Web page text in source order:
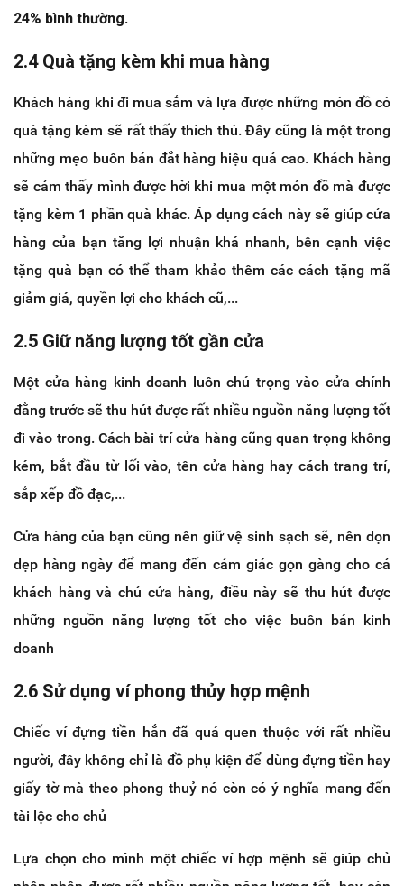
24% bình thường.
2.4 Quà tặng kèm khi mua hàng
Khách hàng khi đi mua sắm và lựa được những món đồ có
quà tặng kèm sẽ rất thấy thích thú. Đây cũng là một trong
những mẹo buôn bán đắt hàng hiệu quả cao. Khách hàng
sẽ cảm thấy mình được hời khi mua một món đồ mà được
tặng kèm 1 phần quà khác. Áp dụng cách này sẽ giúp cửa
hàng của bạn tăng lợi nhuận khá nhanh, bên cạnh việc
tặng quà bạn có thể tham khảo thêm các cách tặng mã
giảm giá, quyền lợi cho khách cũ,...
2.5 Giữ năng lượng tốt gần cửa
Một cửa hàng kinh doanh luôn chú trọng vào cửa chính
đằng trước sẽ thu hút được rất nhiều nguồn năng lượng tốt
đi vào trong. Cách bài trí cửa hàng cũng quan trọng không
kém, bắt đầu từ lối vào, tên cửa hàng hay cách trang trí,
sắp xếp đồ đạc,...
Cửa hàng của bạn cũng nên giữ vệ sinh sạch sẽ, nên dọn
dẹp hàng ngày để mang đến cảm giác gọn gàng cho cả
khách hàng và chủ cửa hàng, điều này sẽ thu hút được
những nguồn năng lượng tốt cho việc buôn bán kinh
doanh
2.6 Sử dụng ví phong thủy hợp mệnh
Chiếc ví đựng tiền hẳn đã quá quen thuộc với rất nhiều
người, đây không chỉ là đồ phụ kiện để dùng đựng tiền hay
giấy tờ mà theo phong thuỷ nó còn có ý nghĩa mang đến
tài lộc cho chủ
Lựa chọn cho mình một chiếc ví hợp mệnh sẽ giúp chủ